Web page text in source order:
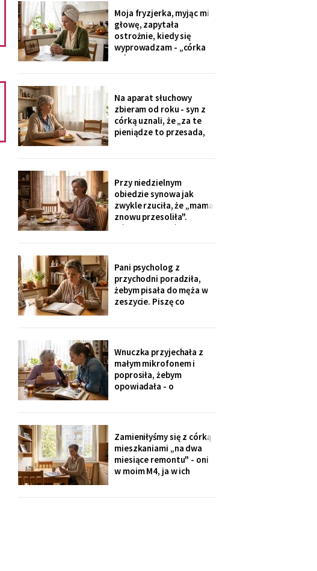
na rynku młodszy mnie
zobaczył, wyrwał jej się z
ręki i przybiegł. Zdążyłam
tylko przytulić.
Moja fryzjerka, myjąc mi
głowę, zapytała
ostrożnie, kiedy się
wyprowadzam - „córka
mówiła u nas w salonie,
czegoś mniejszego".
Niczego nie szukam. Nic
nie sprzedaję.
Na aparat słuchowy
zbieram od roku - syn z
córką uznali, że „za te
pieniądze to przesada,
swobodnie, bo mama i
tak nie słyszy. Słyszę
więcej, niż myślą. W
niedzielę usłyszałam, co
planują z moim
Przy niedzielnym
obiedzie synowa jak
zwykle rzuciła, że „mama
znowu przesoliła".
Ośmioletni Staś odłożył
nie mówi, że mama coś
zrobiła źle". Zrobiło się
bardzo cicho.
Pani psycholog z
przychodni poradziła,
żebym pisała do męża w
zeszycie. Piszę co
sąsiadowi, który zawsze
mi pomaga - a nie synowi,
który nie przyjechał ani
do szpitala, ani na
rocznicę
Wnuczka przyjechała z
małym mikrofonem i
poprosiła, żebym
opowiadała - o
niedziele. Powiedziała,
że chce, żeby jej dzieci
kiedyś usłyszały mój głos.
Zamieniłyśmy się z córką
mieszkaniami „na dwa
miesiące remontu" - oni
w moim M4, ja w ich